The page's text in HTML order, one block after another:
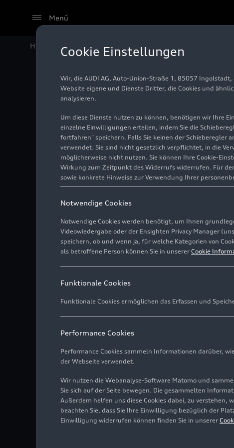
Menü
Home Audi Media Center Fotos
Foto 01.06.2022
Cookie Einstellungen
Wir, die AUDI AG, Auto-Union-Straße 1, 85057
Website eigene und Dienste Dritter, die Cookies und
analysieren.
Um diese Dienste nutzen zu können, benötigen wir Ihre
einzelne Einwilligungen erteilen, indem Sie die
fortfahren" speichern. Falls Sie keinen der Schieberegler
verwendet. Sie sind nicht gesetzlich verpflichtet, in die
möglicherweise nicht nutzen. Sie können Ihre Cookie-
Wirkung zum Zeitpunkt des Widerrufs widerrufen. Für
sowie konkrete Hinweise zur Verwendung Ihrer
Notwendige Cookies
Notwendige Cookies werden benötigt, um Ihnen
Videowiedergabe oder der Ensighten Privacy Manager
speichern, ob und wenn ja, für welche Kategorien von
als betroffene Person können Sie in unserer Cookie
Funktionale Cookies
Funktionale Cookies ermöglichen das Erfassen und
Performance Cookies
Performance Cookies sammeln Informationen darüber,
der Webseite verwendet.
Wir nutzen die Webanalyse-Software Matomo und
Sie sich auf der Seite bewegen. Die gesammelten
Außerdem helfen uns diese Cookies dabei, zu
beachten Sie, dass Sie Ihre Einwilligung bezüglich der
Einwilligung widerrufen können finden Sie in unserer